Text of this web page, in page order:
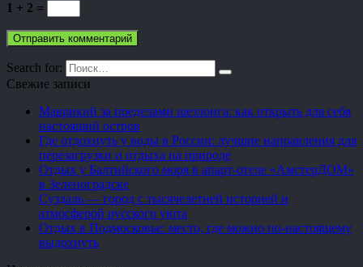
1 + 2 =
Search for:
Свежие записи
Маврикий за пределами шезлонга: как открыть для себя
настоящий остров
Где отдохнуть у воды в России: лучшие направления для
перезагрузки и отдыха на природе
Отдых у Балтийского моря в апарт-отеле «АмстерДОМ»
в Зеленоградске
Суздаль — город с тысячелетней историей и
атмосферой русского уюта
Отдых в Подмосковье: место, где можно по-настоящему
выдохнуть